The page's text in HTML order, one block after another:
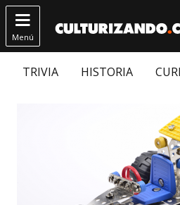

Menú
TRIVIA HISTORIA